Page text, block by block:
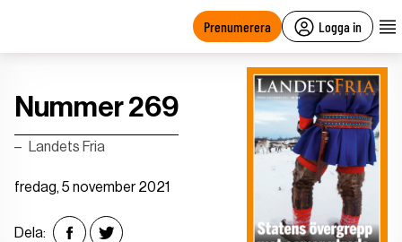
Prenumerera Logga in
Nummer 269
Landets Fria
fredag, 5 november 2021
Dela: